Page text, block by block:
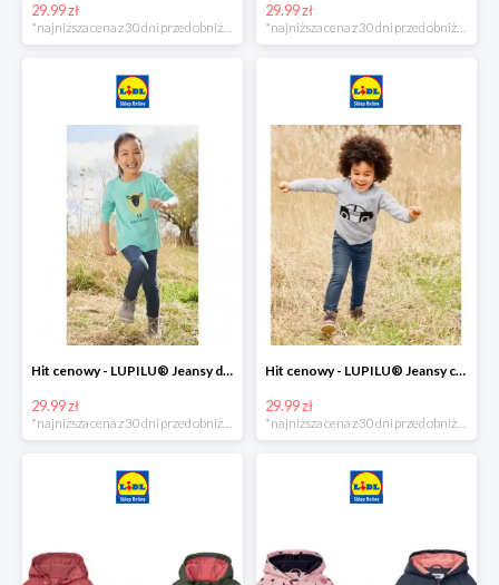
29.99 zł
*najniższa cena z 30 dni przed obniżką
29.99 zł
*najniższa cena z 30 dni przed obniżką
Hit cenowy - LUPILU® Jeansy dziewczęce slim fit
29.99 zł
Hit cenowy - LUPILU® Jeansy chłopięce slim fit
29.99 zł